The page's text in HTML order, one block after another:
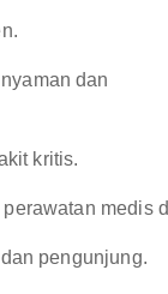
dan
kritis.
medis
pengunjung.